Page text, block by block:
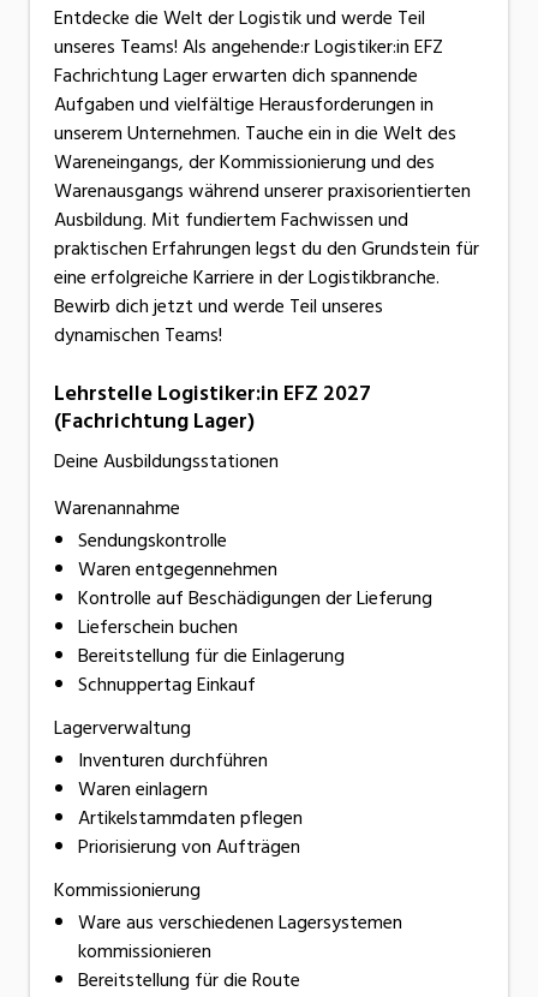
Entdecke die Welt der Logistik und werde Teil
unseres Teams! Als angehende:r Logistiker:in EFZ
Fachrichtung Lager erwarten dich spannende
Aufgaben und vielfältige Herausforderungen in
unserem Unternehmen. Tauche ein in die Welt des
Wareneingangs, der Kommissionierung und des
Warenausgangs während unserer praxisorientierten
Ausbildung. Mit fundiertem Fachwissen und
praktischen Erfahrungen legst du den Grundstein für
eine erfolgreiche Karriere in der Logistikbranche.
Bewirb dich jetzt und werde Teil unseres
dynamischen Teams!
Lehrstelle Logistiker:in EFZ 2027
(Fachrichtung Lager)
Deine Ausbildungsstationen
Warenannahme
Sendungskontrolle
Waren entgegennehmen
Kontrolle auf Beschädigungen der Lieferung
Lieferschein buchen
Bereitstellung für die Einlagerung
Schnuppertag Einkauf
Lagerverwaltung
Inventuren durchführen
Waren einlagern
Artikelstammdaten pflegen
Priorisierung von Aufträgen
Kommissionierung
Ware aus verschiedenen Lagersystemen
kommissionieren
Bereitstellung für die Route